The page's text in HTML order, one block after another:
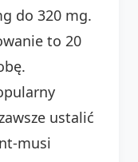
do 320 mg.
to 20
ustalić
musi